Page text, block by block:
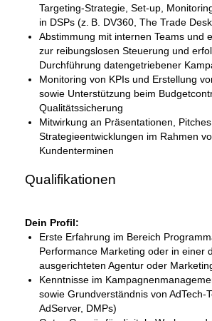
Targeting-Strategie, Set-up,
in DSPs (z. B. DV360, The Trade
Abstimmung mit internen Teams und
zur reibungslosen Steuerung und
Durchführung datengetriebener
Monitoring von KPIs und Erstellung
sowie Unterstützung beim
Qualitätssicherung
Mitwirkung an Präsentationen,
Strategieentwicklungen im Rahmen
Kundenterminen
Qualifikationen
Dein Profil:
Erste Erfahrung im Bereich
Performance Marketing oder in einer
ausgerichteten Agentur oder
Kenntnisse im
sowie Grundverständnis von AdTech-
AdServer, DMPs)